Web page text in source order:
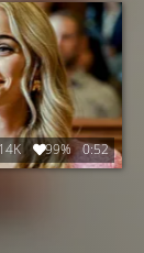
14K 99% 0:52